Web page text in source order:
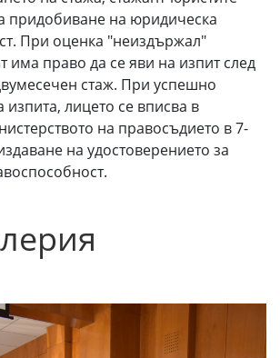
придобиване на юридическа
При оценка "неиздържал"
има право да се яви на изпит след
стаж. При успешно
лицето се вписва в
на правосъдието в 7-
на удостоверението за